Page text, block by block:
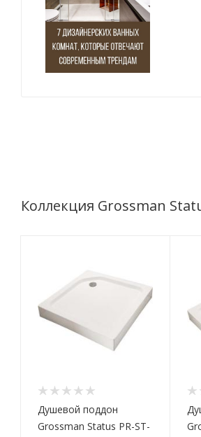
Коллекция Grossman
Душевой поддон
Grossman Status PR-ST-